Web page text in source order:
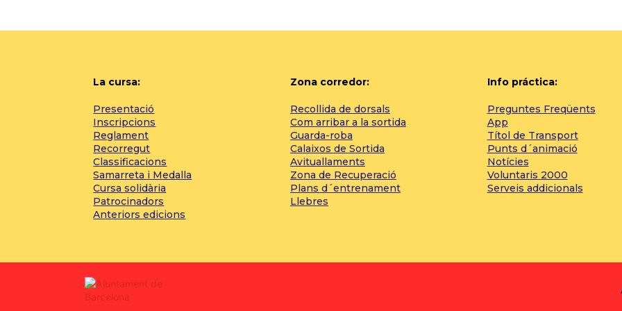
La cursa:
Presentació
Inscripcions
Reglament
Recorregut
Classificacions
Samarreta i Medalla
Cursa solidària
Patrocinadors
Anteriors edicions
Zona corredor:
Recollida de dorsals
Com arribar a la sortida
Guarda-roba
Calaixos de Sortida
Avituallaments
Zona de Recuperació
Plans d´entrenament
Llebres
Info práctica:
Preguntes Freqüents
App
Títol de Transport
Punts d´animació
Notícies
Voluntaris 2000
Serveis addicionals